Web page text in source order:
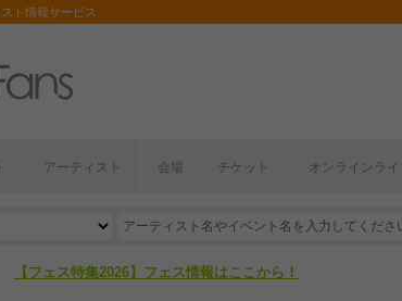
ト情報サービス
アーティスト 会場 チケット オンラインライ
【ライブ動員ランキング】2026年上半期編発表！
【フェス特集2026】フェス情報はここから！